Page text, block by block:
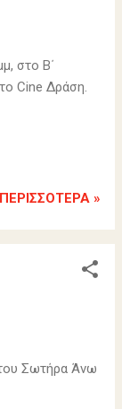
στο Β΄
Cine Δράση.
»
Σωτήρα Άνω